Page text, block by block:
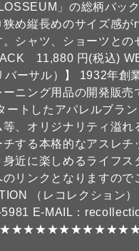
」の総柄バッ
狭め縦長めのサイズ感
。シャツ、ショーツと
11,880 円(税込)
ーサル）】 1932年創
ニング用品の開発販
ートしたアパレルブラ
等、オリジナリティ溢
する本格的なアスレ
身近に楽しめるライフ
へのリンクとなり
（レコレクション
E-MAIL：